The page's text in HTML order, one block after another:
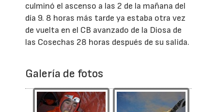
culminó el ascenso a las 2 de la mañana del
día 9. 8 horas más tarde ya estaba otra vez
de vuelta en el CB avanzado de la Diosa de
las Cosechas 28 horas después de su salida.
Galería de fotos